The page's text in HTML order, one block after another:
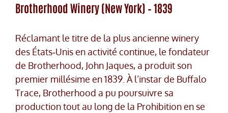
Brotherhood Winery (New York) – 1839
Réclamant le titre de la plus ancienne winery
des États‑Unis en activité continue, le fondateur
de Brotherhood, John Jaques, a produit son
premier millésime en 1839. À l’instar de Buffalo
Trace, Brotherhood a pu poursuivre sa
production tout au long de la Prohibition en se